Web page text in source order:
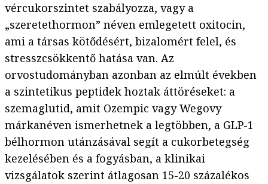
vércukorszintet szabályozza, vagy a
„szeretethormon” néven emlegetett oxitocin,
ami a társas kötődésért, bizalomért felel, és
stresszcsökkentő hatása van. Az
orvostudományban azonban az elmúlt években
a szintetikus peptidek hoztak áttöréseket: a
szemaglutid, amit Ozempic vagy Wegovy
márkanéven ismerhetnek a legtöbben, a GLP-1
bélhormon utánzásával segít a cukorbetegség
kezelésében és a fogyásban, a klinikai
vizsgálatok szerint átlagosan 15-20 százalékos